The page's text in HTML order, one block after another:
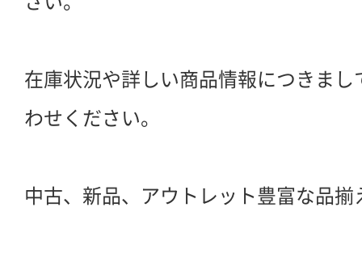
在庫状況や詳しい商品情報につきま
わせください。
中古、新品、アウトレット豊富な品揃